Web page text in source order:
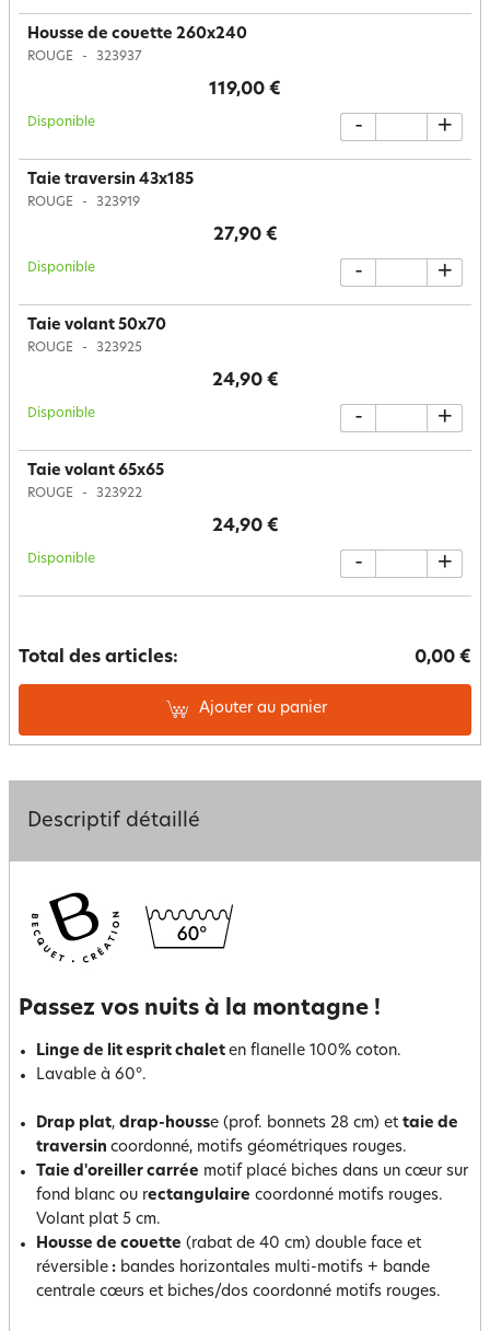
Housse de couette 260x240
ROUGE 323937
119,00 €
Disponible - +
Taie traversin 43x185
ROUGE 323919
27,90 €
Disponible - +
Taie volant 50x70
ROUGE 323925
24,90 €
Disponible - +
Taie volant 65x65
ROUGE 323922
24,90 €
Disponible - +
Total des articles: 0,00 €
Ajouter au panier
Descriptif détaillé
Passez vos nuits à la montagne !
Linge de lit esprit chalet en flanelle 100% coton.
Lavable à 60°.
Drap plat, drap-housse (prof. bonnets 28 cm) et taie de
traversin coordonné, motifs géométriques rouges.
Taie d'oreiller carrée motif placé biches dans un cœur sur
fond blanc ou rectangulaire coordonné motifs rouges.
Volant plat 5 cm.
Housse de couette (rabat de 40 cm) double face et
réversible : bandes horizontales multi-motifs + bande
centrale cœurs et biches/dos coordonné motifs rouges.